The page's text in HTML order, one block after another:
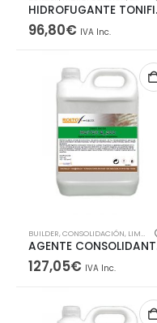
96,80€ IVA Inc.
BUILDER,CONSOLIDACIÓN, LIMPIEZA FACHADAS
127,05€ IVA Inc.